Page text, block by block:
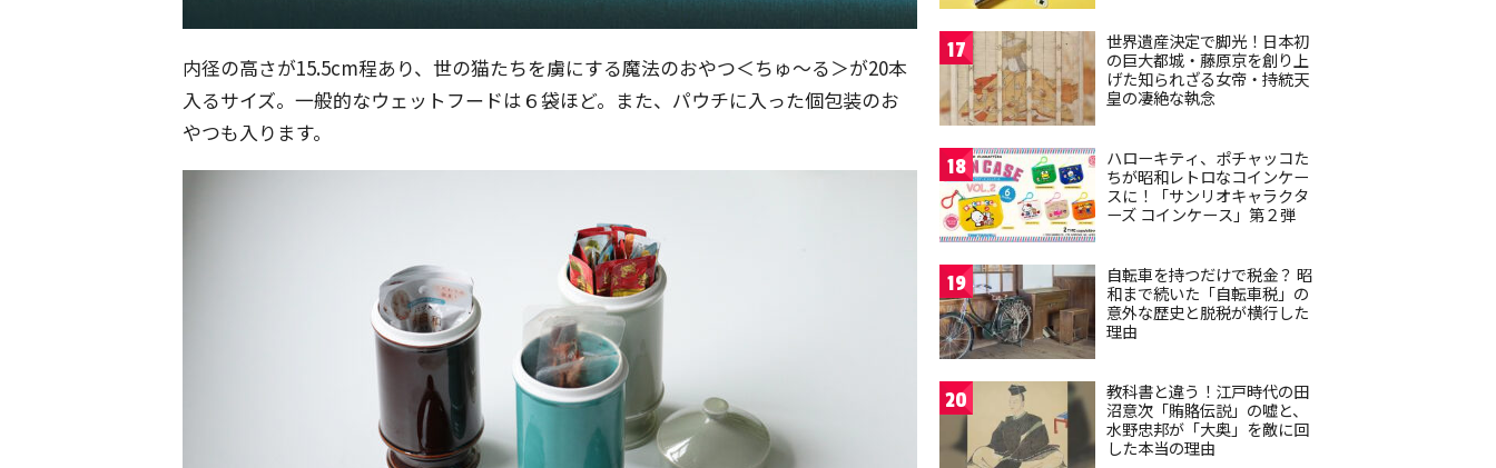
内径の高さが15.5cm程あり、世の猫たちを虜にする魔法のおやつ＜ちゅ〜る＞が20本
入るサイズ。一般的なウェットフードは６袋ほど。また、パウチに入った個包装のお
やつも入ります。
17
世界遺産決定で脚光！日本初
の巨大都城・藤原京を創り上
げた知られざる女帝・持統天
皇の凄絶な執念
18
ハローキティ、ポチャッコた
ちが昭和レトロなコインケー
スに！「サンリオキャラクタ
ーズ コインケース」第２弾
19
自転車を持つだけで税金？ 昭
和まで続いた「自転車税」の
意外な歴史と脱税が横行した
理由
20
教科書と違う！江戸時代の田
沼意次「賄賂伝説」の嘘と、
水野忠邦が「大奥」を敵に回
した本当の理由